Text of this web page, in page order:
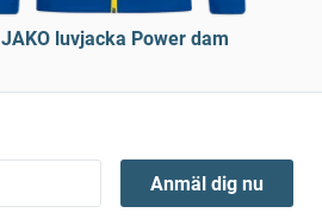
JAKO luvjacka Power dam
Anmäl dig nu